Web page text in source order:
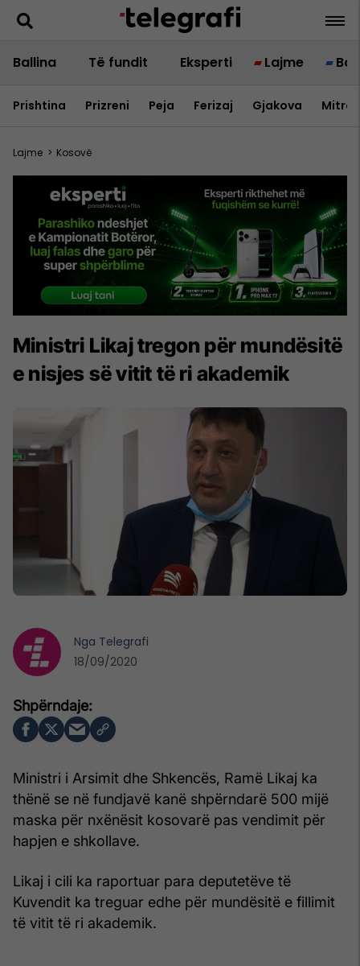
Ballina Të fundit Eksperti Lajme
Prishtina Prizreni Peja Ferizaj Gjakova
Lajme > Kosovë
​Ministri Likaj tregon për mundësitë
e nisjes së vitit të ri akademik
Ministri i Arsimit dhe Shkencës, Ramë Likaj ka
thënë se në fundjavë kanë shpërndarë 500 mijë
maska për nxënësit kosovarë pas vendimit për
hapjen e shkollave.
Likaj i cili ka raportuar para deputetëve të
Kuvendit ka treguar edhe për mundësitë e fillimit
të vitit të ri akademik.
Nga Telegrafi
18/09/2020